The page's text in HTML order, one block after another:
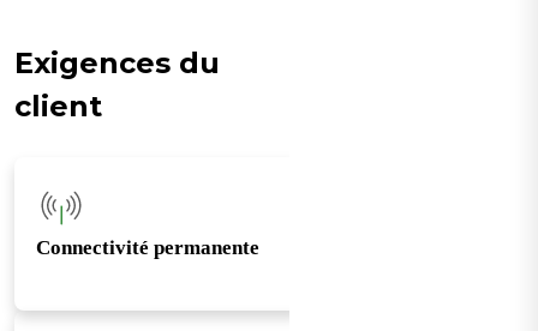
Exigences du
client
Connectivité permanente